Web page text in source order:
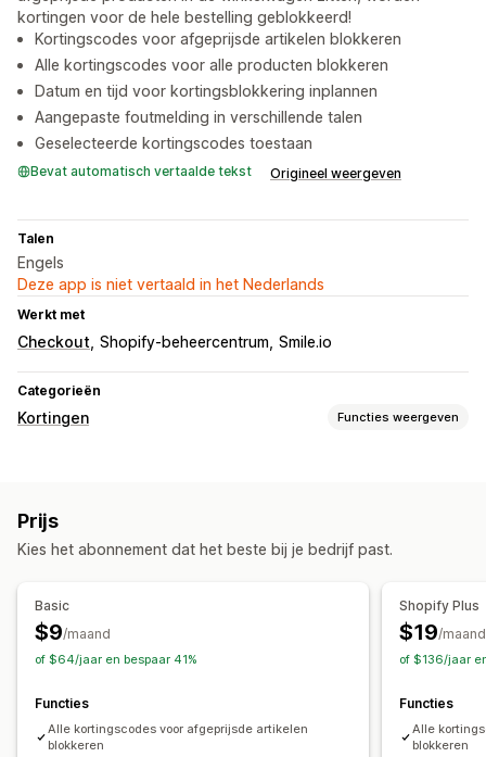
kortingen voor de hele bestelling geblokkeerd!
Kortingscodes voor afgeprijsde artikelen blokkeren
Alle kortingscodes voor alle producten blokkeren
Datum en tijd voor kortingsblokkering inplannen
Aangepaste foutmelding in verschillende talen
Geselecteerde kortingscodes toestaan
Bevat automatisch vertaalde tekst Origineel weergeven
Talen
Engels
Deze app is niet vertaald in het Nederlands
Werkt met
Checkout Shopify-beheercentrum Smile.io
Categorieën
Kortingen Functies weergeven
Kortingen bij de checkout
Korting stapelen
Prijs
Kies het abonnement dat het beste bij je bedrijf past.
Basic
$9/maand
of $64/jaar en bespaar 41%
Functies
Alle kortingscodes voor afgeprijsde artikelen
blokkeren
Shopify Plus
$19/maand
of $136/jaar
Functies
Alle
blokkeren